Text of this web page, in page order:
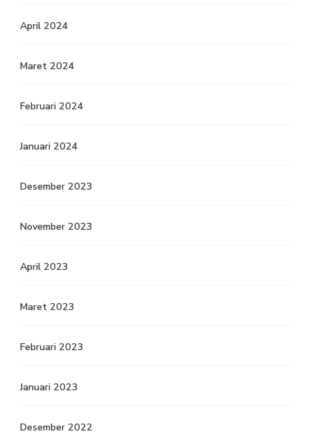
April 2024
Maret 2024
Februari 2024
Januari 2024
Desember 2023
November 2023
April 2023
Maret 2023
Februari 2023
Januari 2023
Desember 2022